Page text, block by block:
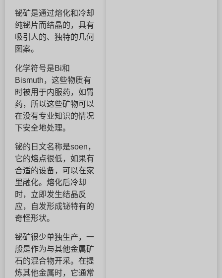
铋矿是通过熔化和冷却
纯铋片而结晶的，具有
吸引人的、独特的几何
图案。
化学符号是Bi和
Bismuth，这些物质有
时被用于内服药，如胃
药，所以这些矿物可以
在没有专业知识的情况
下安全地处理。
铋的日文名称是soen，
它的熔点很低，如果有
合适的设备，可以在家
里融化。熔化后冷却
时，立即发生结晶反
应，自发形成铋特有的
奇怪形状。
铋矿很少单独生产，一
般是作为与其他金属矿
石的混合物开采。在提
炼其他金属时，它通常